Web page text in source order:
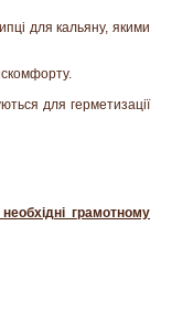
для кальяну, якими
для герметизації
необхідні грамотному